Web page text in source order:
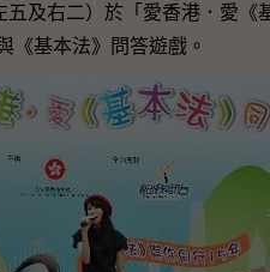
及右二）於「愛香港．愛《
《基本法》問答遊戲。